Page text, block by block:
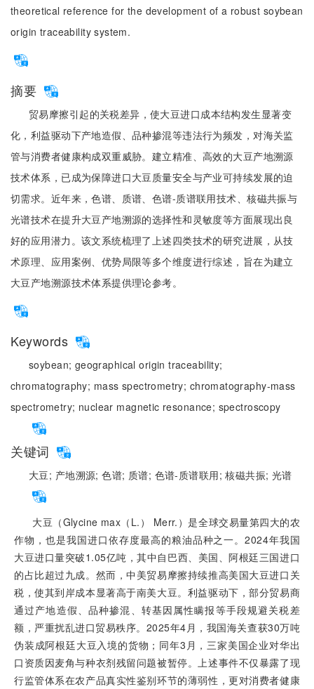
theoretical reference for the development of a robust soybean
origin traceability system.
摘要
贸易摩擦引起的关税差异，使大豆进口成本结构发生显著变
化，利益驱动下产地造假、品种掺混等违法行为频发，对海关监
管与消费者健康构成双重威胁。建立精准、高效的大豆产地溯源
技术体系，已成为保障进口大豆质量安全与产业可持续发展的迫
切需求。近年来，色谱、质谱、色谱-质谱联用技术、核磁共振与
光谱技术在提升大豆产地溯源的选择性和灵敏度等方面展现出良
好的应用潜力。该文系统梳理了上述四类技术的研究进展，从技
术原理、应用案例、优势局限等多个维度进行综述，旨在为建立
大豆产地溯源技术体系提供理论参考。
Keywords
soybean; geographical origin traceability;
chromatography; mass spectrometry; chromatography-mass
spectrometry; nuclear magnetic resonance; spectroscopy
关键词
大豆; 产地溯源;色谱; 质谱; 色谱-质谱联用;核磁共振; 光谱
大豆（Glycine max（L.） Merr.）是全球交易量第四大的农
作物，也是我国进口依存度最高的粮油品种之一。2024年我国
大豆进口量突破1.05亿吨，其中自巴西、美国、阿根廷三国进口
的占比超过九成。然而，中美贸易摩擦持续推高美国大豆进口关
税，使其到岸成本显著高于南美大豆。利益驱动下，部分贸易商
通过产地造假、品种掺混、转基因属性瞒报等手段规避关税差
额，严重扰乱进口贸易秩序。2025年4月，我国海关查获30万吨
伪装成阿根廷大豆入境的货物；同年3月，三家美国企业对华出
口资质因麦角与种衣剂残留问题被暂停。上述事件不仅暴露了现
行监管体系在农产品真实性鉴别环节的薄弱性，更对消费者健康